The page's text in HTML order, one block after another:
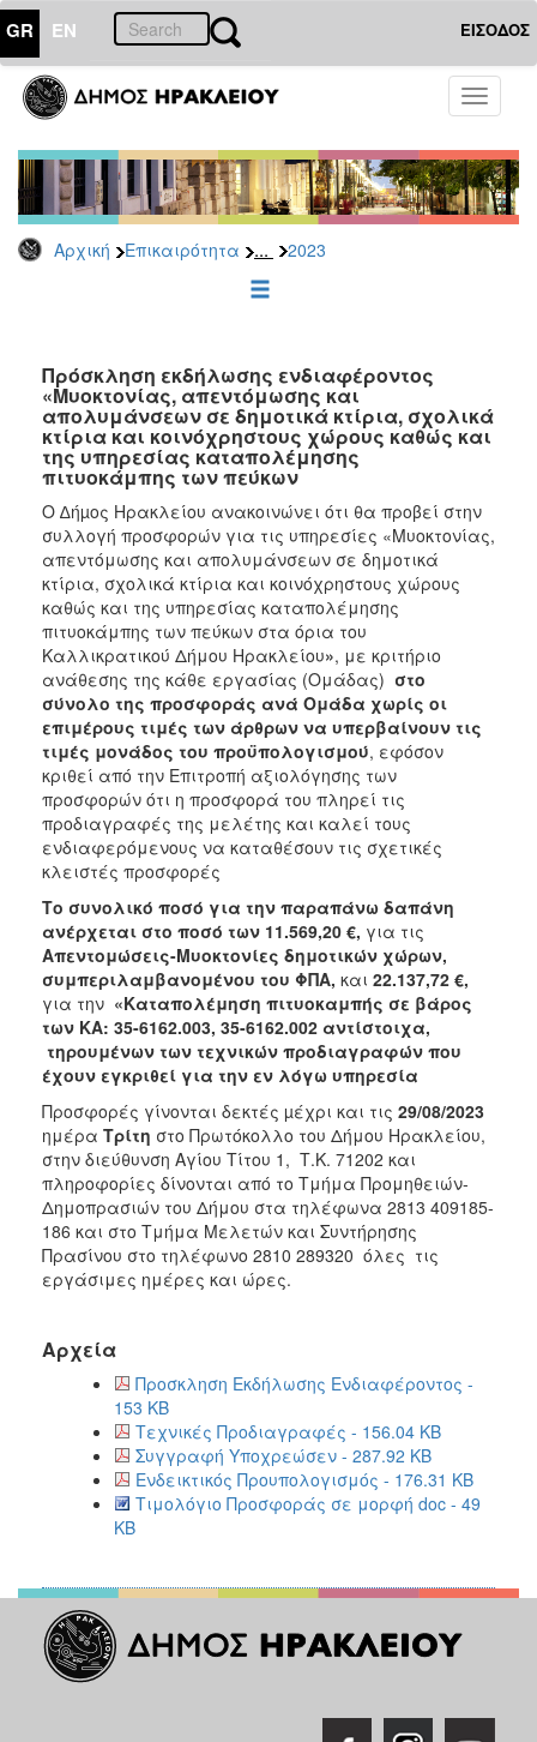
GR EN ΕΙΣΟΔΟΣ
Toggle
Αρχική Επικαιρότητα ... 2023
ΕΠΙΚΑΙΡΟΤΗΤΑ
-
Δημοπρασίες
Αρχείο
2026
2022
2021
2020
2019
2018
2017
2016
2015
2013
ΔΗΜΟΤΗΣ
ΕΠΙΣΚΕΠΤΗΣ
ΗΡΑΚΛΕΙΟ
Πρόσκληση εκδήλωσης ενδιαφέροντος
«Μυοκτονίας, απεντόμωσης και
απολυμάνσεων σε δημοτικά κτίρια, σχολικά
κτίρια και κοινόχρηστους χώρους καθώς και
της υπηρεσίας καταπολέμησης
πιτυοκάμπης των πεύκων
Ο ∆ήµος Ηρακλείου ανακοινώνει ότι θα προβεί στην
συλλογή προσφορών για τις υπηρεσίες «Μυοκτονίας,
απεντόμωσης και απολυμάνσεων σε δημοτικά
κτίρια, σχολικά κτίρια και κοινόχρηστους χώρους
καθώς και της υπηρεσίας καταπολέμησης
πιτυοκάμπης των πεύκων στα όρια του
Καλλικρατικού Δήμου Ηρακλείου», με κριτήριο
ανάθεσης της κάθε εργασίας (Ομάδας) στο
σύνολο της προσφοράς ανά Ομάδα χωρίς οι
επιμέρους τιμές των άρθρων να υπερβαίνουν τις
τιμές μονάδος του προϋπολογισμού, εφόσον
κριθεί από την Επιτροπή αξιολόγησης των
προσφορών ότι η προσφορά του πληρεί τις
προδιαγραφές της μελέτης και καλεί τους
ενδιαφερόμενους να καταθέσουν τις σχετικές
κλειστές προσφορές
Το συνολικό ποσό για την παραπάνω δαπάνη
ανέρχεται στο ποσό των 11.569,20 €, για τις
Απεντομώσεις-Μυοκτονίες δημοτικών χώρων,
συμπεριλαμβανομένου του ΦΠΑ, και 22.137,72 €,
για την «Καταπολέμηση πιτυοκαμπής σε βάρος
των ΚΑ: 35-6162.003, 35-6162.002 αντίστοιχα,
τηρουμένων των τεχνικών προδιαγραφών που
έχουν εγκριθεί για την εν λόγω υπηρεσία
Προσφορές γίνονται δεκτές µέχρι και τις 29/08/2023
ημέρα Τρίτη στο Πρωτόκολλο του Δήμου Ηρακλείου,
στην διεύθυνση Αγίου Τίτου 1, Τ.Κ. 71202 και
πληροφορίες δίνονται από το Τμήμα Προμηθειών-
Δημοπρασιών του Δήμου στα τηλέφωνα 2813 409185-
186 και στο Τμήμα Μελετών και Συντήρησης
Πρασίνου στο τηλέφωνο 2810 289320 όλες τις
εργάσιμες ημέρες και ώρες.
Αρχεία
Προσκληση Εκδήλωσης Ενδιαφέροντος -
153 KB
Τεχνικές Προδιαγραφές - 156.04 KB
Συγγραφή Υποχρεώσεν - 287.92 KB
Ενδεικτικός Προυπολογισμός - 176.31 KB
Τιμολόγιο Προσφοράς σε μορφή doc - 49
KB